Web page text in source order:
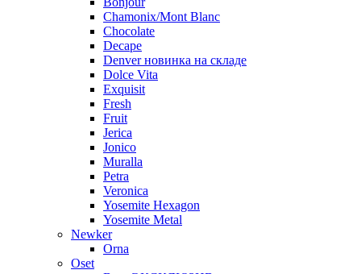
Chamonix/Mont Blanc
Chocolate
Decape
Denver новинка на складе
Dolce Vita
Exquisit
Fresh
Fruit
Jerica
Jonico
Muralla
Petra
Veroniсa
Yosemite Hexagon
Yosemite Metal
Newker
Orna
Oset